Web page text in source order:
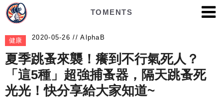
TOMENTS
健康 AlphaB
夏季跳蚤來襲！癢到不行氣死人？
「這5種」超強捕蚤器，隔天跳蚤死
光光！快分享給大家知道~